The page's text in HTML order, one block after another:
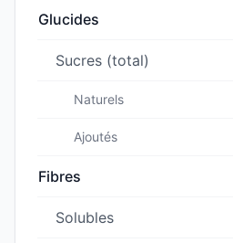
Glucides
Sucres (total)
Naturels
Ajoutés
Fibres
Solubles